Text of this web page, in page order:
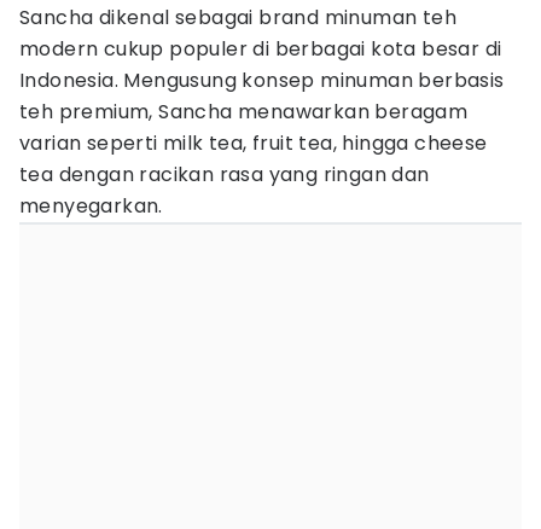
Sancha dikenal sebagai brand minuman teh
modern cukup populer di berbagai kota besar di
Indonesia. Mengusung konsep minuman berbasis
teh premium, Sancha menawarkan beragam
varian seperti milk tea, fruit tea, hingga cheese
tea dengan racikan rasa yang ringan dan
menyegarkan.